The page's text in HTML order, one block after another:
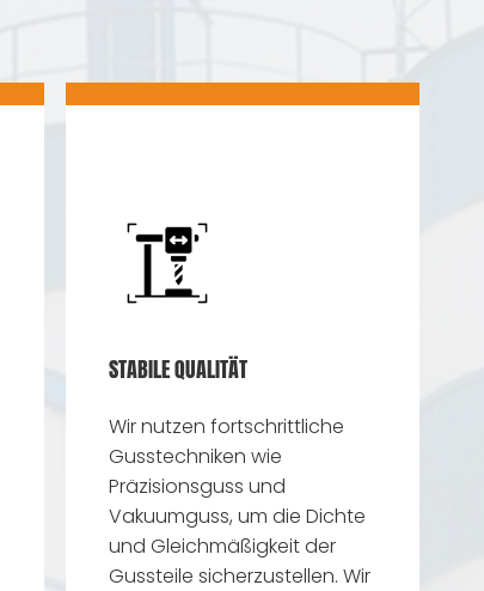
STABILE QUALITÄT
Wir nutzen fortschrittliche
Gusstechniken wie
Präzisionsguss und
Vakuumguss, um die Dichte
und Gleichmäßigkeit der
Gussteile sicherzustellen. Wir